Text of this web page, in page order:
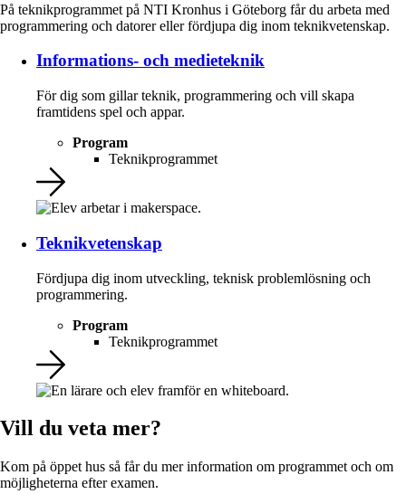
På teknikprogrammet på NTI Kronhus i Göteborg får du arbeta med
programmering och datorer eller fördjupa dig inom teknikvetenskap.
Informations- och medieteknik
För dig som gillar teknik, programmering och vill skapa
framtidens spel och appar.
Program
Teknikprogrammet
Teknikvetenskap
Fördjupa dig inom utveckling, teknisk problemlösning och
programmering.
Program
Teknikprogrammet
Vill du veta mer?
Kom på öppet hus så får du mer information om programmet och om
möjligheterna efter examen.